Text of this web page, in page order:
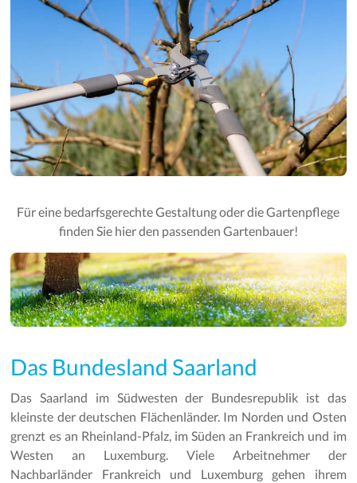
Für eine bedarfsgerechte Gestaltung oder die Gartenpflege
finden Sie hier den passenden Gartenbauer!
Das Bundesland Saarland
Das Saarland im Südwesten der Bundesrepublik ist das
kleinste der deutschen Flächenländer. Im Norden und Osten
grenzt es an Rheinland-Pfalz, im Süden an Frankreich und im
Westen an Luxemburg. Viele Arbeitnehmer der
Nachbarländer Frankreich und Luxemburg gehen ihrem